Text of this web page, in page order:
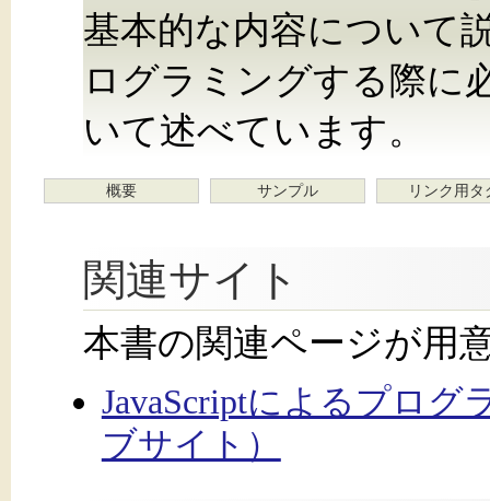
基本的な内容について
ログラミングする際に
いて述べています。
概要 サンプル リンク用タ
関連サイト
本書の関連ページが用
JavaScriptによるプログ
ブサイト）